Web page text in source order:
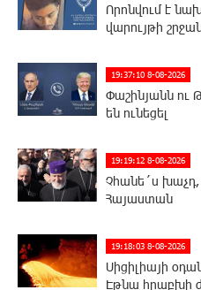
Որոնվում է
վարույթի
19:37:10 8-08-2026
Փաշինյանն ու
են ունեցել
19:19:12 8-08-2026
Չհանե´ս
Հայաստան
19:18:03 8-08-2026
Սիցիլիայի
Էթնա հրաբխի